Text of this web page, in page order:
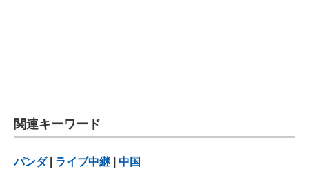
関連キーワード
パンダ| ライブ中継 中国